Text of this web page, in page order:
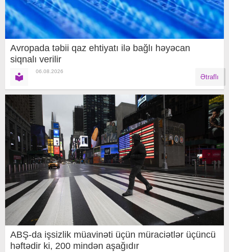
Avropada təbii qaz ehtiyatı ilə bağlı həyəcan
siqnalı verilir
06.08.2026
Ətraflı
ABŞ-da işsizlik müavinəti üçün müraciətlər üçüncü
həftədir ki, 200 mindən aşağıdır